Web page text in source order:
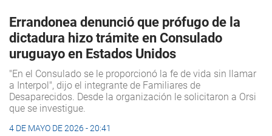
Errandonea denunció que prófugo de la
dictadura hizo trámite en Consulado
uruguayo en Estados Unidos
"En el Consulado se le proporcionó la fe de vida sin llamar
a Interpol", dijo el integrante de Familiares de
Desaparecidos. Desde la organización le solicitaron a Orsi
que se investigue.
4 DE MAYO DE 2026 - 20:41